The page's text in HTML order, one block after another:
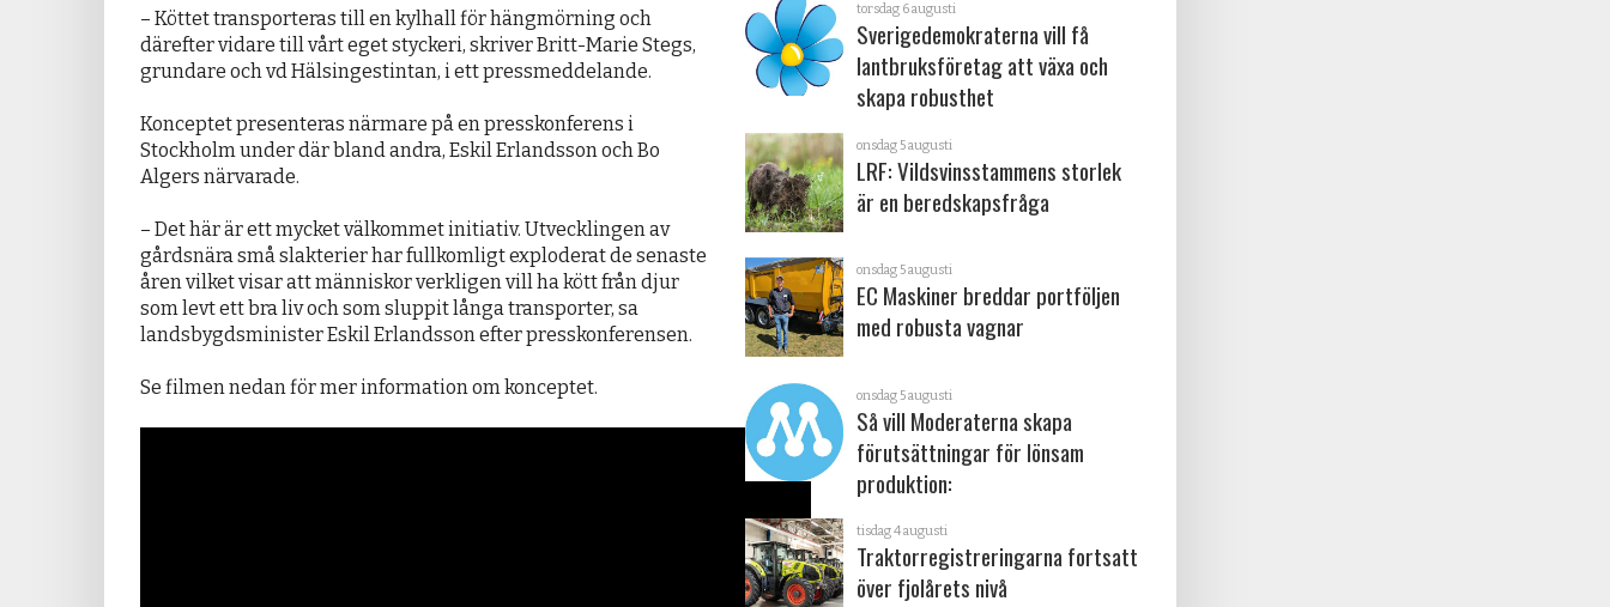
– Köttet transporteras till en kylhall för hängmörning och
därefter vidare till vårt eget styckeri, skriver Britt-Marie Stegs,
grundare och vd Hälsingestintan, i ett pressmeddelande.
Konceptet presenteras närmare på en presskonferens i
Stockholm under där bland andra, Eskil Erlandsson och Bo
Algers närvarade.
– Det här är ett mycket välkommet initiativ. Utvecklingen av
gårdsnära små slakterier har fullkomligt exploderat de senaste
åren vilket visar att människor verkligen vill ha kött från djur
som levt ett bra liv och som sluppit långa transporter, sa
landsbygdsminister Eskil Erlandsson efter presskonferensen.
Se filmen nedan för mer information om konceptet.
torsdag 6 augusti
Sverigedemokraterna vill få
lantbruksföretag att växa och
skapa robusthet
onsdag 5 augusti
LRF: Vildsvinsstammens storlek
är en beredskapsfråga
onsdag 5 augusti
EC Maskiner breddar portföljen
med robusta vagnar
onsdag 5 augusti
Så vill Moderaterna skapa
förutsättningar för lönsam
produktion:
tisdag 4 augusti
Traktorregistreringarna fortsatt
över fjolårets nivå